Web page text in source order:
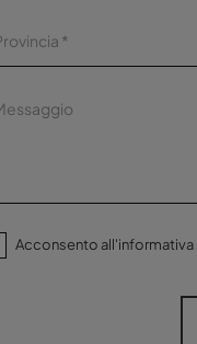
Acconsento all'informativa